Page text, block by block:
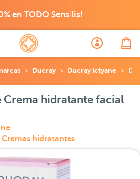
en TODO Sensilis!
Ducray Ducray Ictyane
Crema hidratante facial
Cremas hidratantes